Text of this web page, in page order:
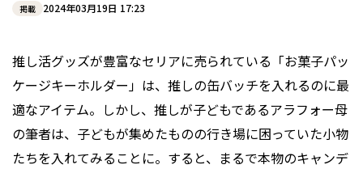
掲載 2024年03月19日 17:23
推し活グッズが豊富なセリアに売られている「お菓子パッ
ケージキーホルダー」は、推しの缶バッチを入れるのに最
適なアイテム。しかし、推しが子どもであるアラフォー母
の筆者は、子どもが集めたものの行き場に困っていた小物
たちを入れてみることに。すると、まるで本物のキャンデ